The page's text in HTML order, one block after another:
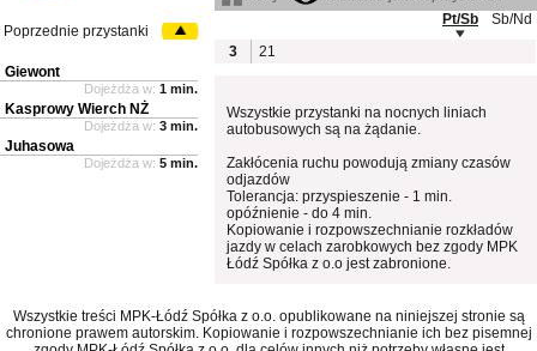
Pt/Sb
Sb/Nd
3
21
Wszystkie przystanki na nocnych liniach
autobusowych są na żądanie.
Zakłócenia ruchu powodują zmiany czasów
odjazdów
Tolerancja: przyspieszenie - 1 min.
opóźnienie - do 4 min.
Kopiowanie i rozpowszechnianie rozkładów
jazdy w celach zarobkowych bez zgody MPK
Łódź Spółka z o.o jest zabronione.
Poprzednie przystanki
Giewont
Dojeżdża w: 1 min.
Kasprowy Wierch NŻ
Dojeżdża w: 3 min.
Juhasowa
Dojeżdża w: 5 min.
Wszystkie treści MPK-Łódź Spółka z o.o. opublikowane na niniejszej stronie są
chronione prawem autorskim. Kopiowanie i rozpowszechnianie ich bez pisemnej